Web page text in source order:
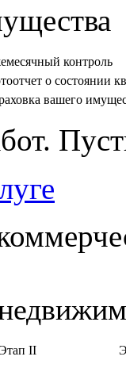
контроль
о состоянии
вашего
II